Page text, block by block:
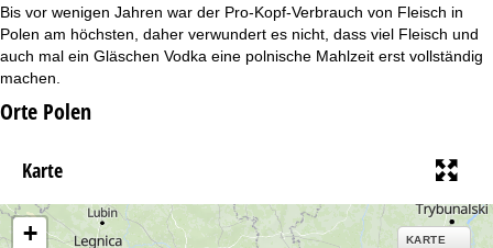
Bis vor wenigen Jahren war der Pro-Kopf-Verbrauch von Fleisch in
Polen am höchsten, daher verwundert es nicht, dass viel Fleisch und
auch mal ein Gläschen Vodka eine polnische Mahlzeit erst vollständig
machen.
Orte Polen
Karte
+ KARTE